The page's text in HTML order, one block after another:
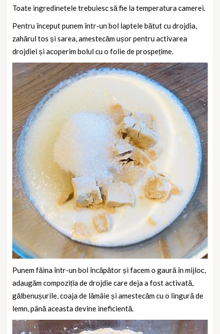
Toate ingredinetele trebuiesc să fie la temperatura camerei.
Pentru început punem într-un bol laptele bătut cu drojdia,
zahărul tos și sarea, amestecăm ușor pentru activarea
drojdiei și acoperim bolul cu o folie de prospețime.
Punem făina într-un bol încăpător și facem o gaură în mijloc,
adaugăm compoziția de drojdie care deja a fost activată,
gălbenușurile, coaja de lămâie și amestecăm cu o lingură de
lemn, până aceasta devine ineficientă.